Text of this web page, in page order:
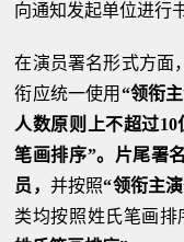
向通知发起单位进行
在演员署名形式方面
衔应统一使用 “领衔
人数原则上不超过10
笔画排序”。片尾署名
员， 并按照“领衔主
类均按照姓氏笔画排